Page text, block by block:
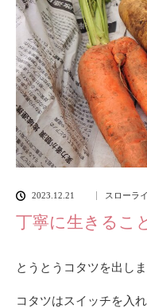
2023.12.21 スローラ
丁寧に生きるこ
とうとうコタツを出しま
コタツはスイッチを入